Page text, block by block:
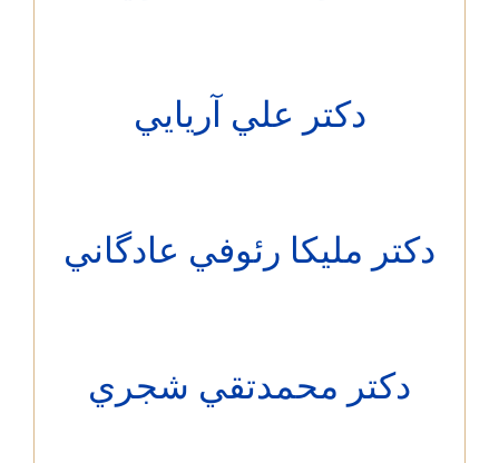
دکتر علي آريايي
مليكا رئوفي عادگاني
دکتر محمدتقي شجري